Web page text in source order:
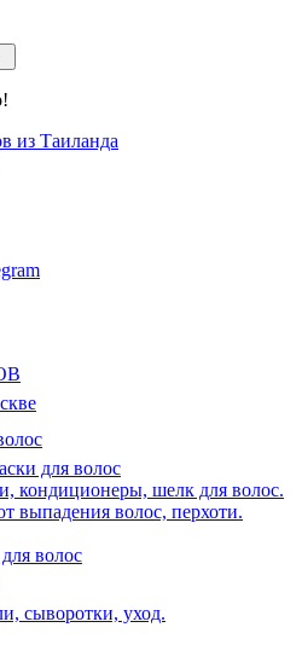
для волос
кондиционеры, шелк для волос.
выпадения волос, перхоти.
волос
сыворотки, уход.